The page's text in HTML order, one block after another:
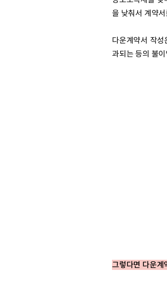
을 낮춰서 계약
다운계약서 작
과되는 등의 불
그렇다면 다운계